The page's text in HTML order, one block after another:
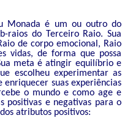
Monada é um ou outro do
raios do Terceiro Raio. Sua
de corpo emocional, Raio
vidas, de forma que possa
meta é atingir equilíbrio e
escolheu experimentar as
suas experiências
o mundo e como age e
positivas e negativas para o
dos atributos positivos: